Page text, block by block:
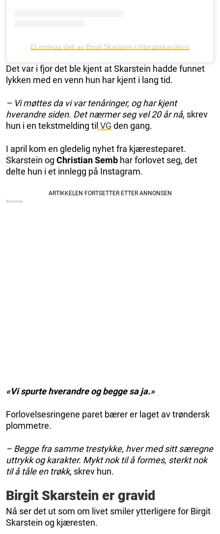
Et innlegg delt av Birgit Skarstein (@birgitskarstein)
Det var i fjor det ble kjent at Skarstein hadde funnet
lykken med en venn hun har kjent i lang tid.
– Vi møttes da vi var tenåringer, og har kjent
hverandre siden. Det nærmer seg vel 20 år nå, skrev
hun i en tekstmelding til VG den gang.
I april kom en gledelig nyhet fra kjæresteparet.
Skarstein og Christian Semb har forlovet seg, det
delte hun i et innlegg på Instagram.
«Vi spurte hverandre og begge sa ja.»
Forlovelsesringene paret bærer er laget av trøndersk
plommetre.
– Begge fra samme trestykke, hver med sitt særegne
uttrykk og karakter. Mykt nok til å formes, sterkt nok
til å tåle en trøkk, skrev hun.
Birgit Skarstein er gravid
Nå ser det ut som om livet smiler ytterligere for Birgit
Skarstein og kjæresten.